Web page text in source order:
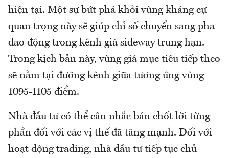
hiện tại. Một sự bứt phá khỏi vùng kháng cự
quan trọng này sẽ giúp chỉ số chuyển sang pha
dao động trong kênh giá sideway trung hạn.
Trong kịch bản này, vùng giá mục tiêu tiếp theo
sẽ nằm tại đường kênh giữa tương ứng vùng
1095-1105 điểm.
Nhà đầu tư có thể cân nhắc bán chốt lời từng
phần đối với các vị thế đã tăng mạnh. Đối với
hoạt động trading, nhà đầu tư tiếp tục chủ